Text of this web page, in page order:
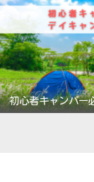
初心者キャンパー